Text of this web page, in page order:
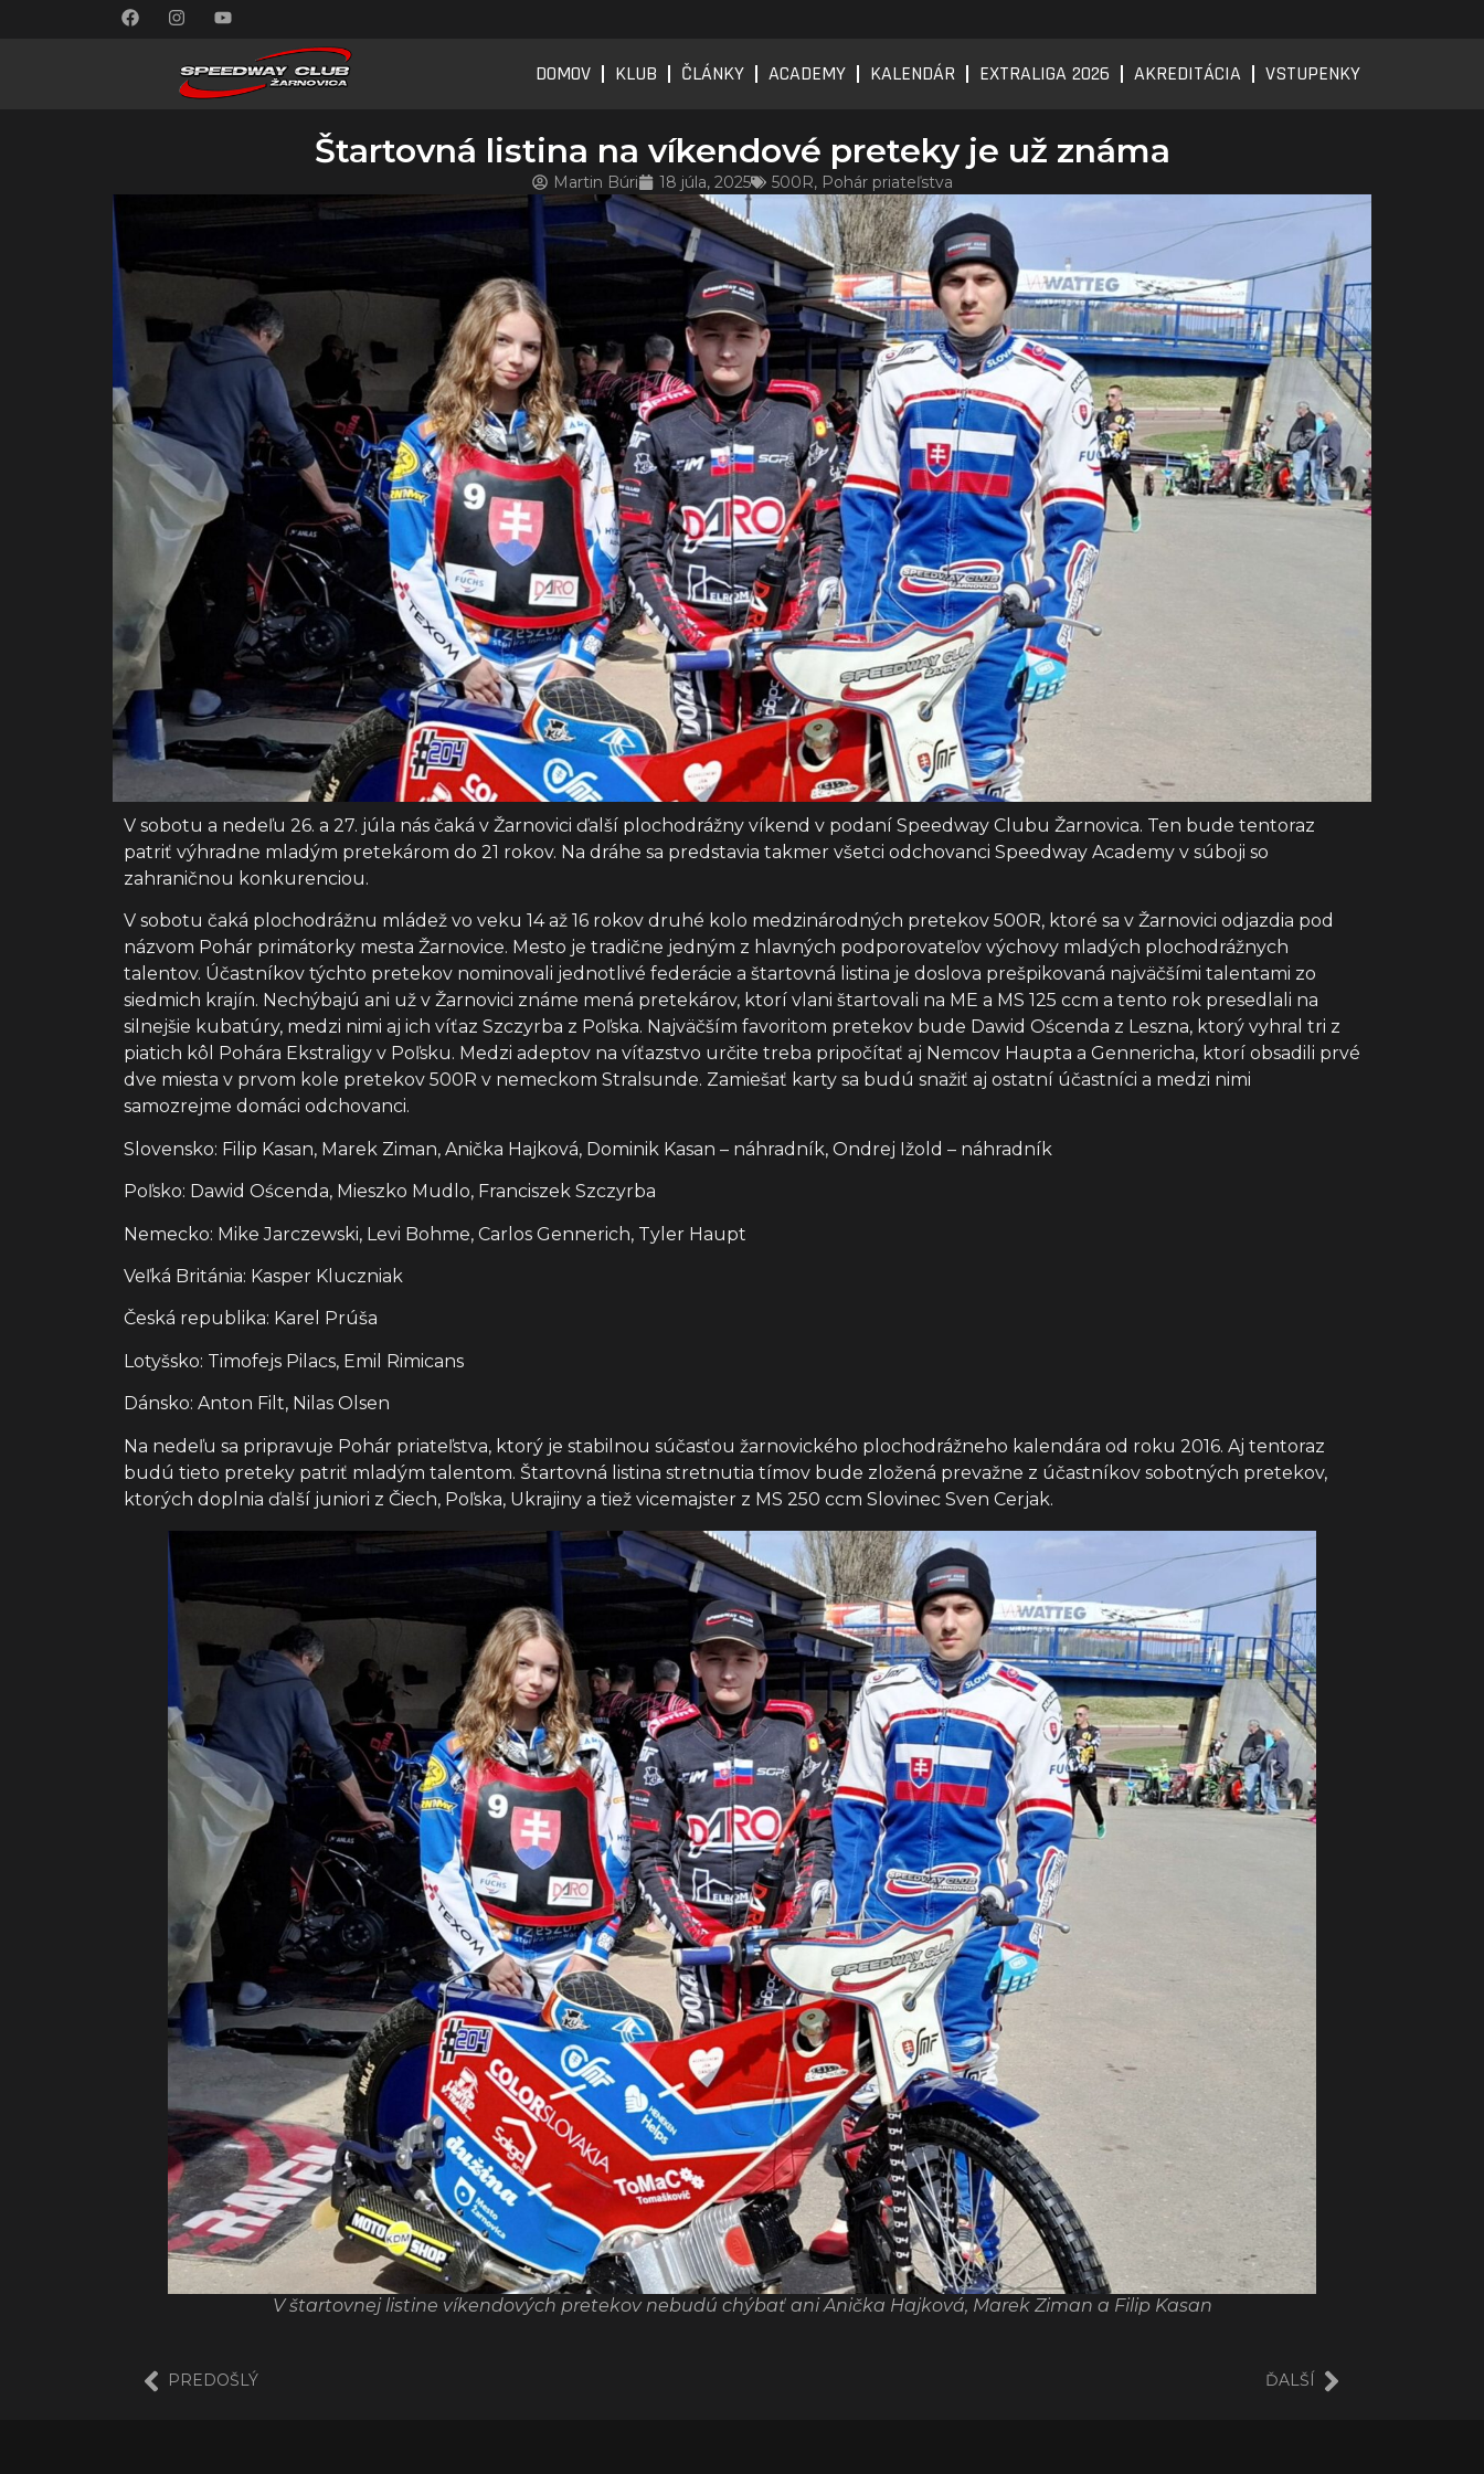
DOMOV KLUB ČLÁNKY ACADEMY KALENDÁR EXTRALIGA 2026 AKREDITÁCIA VSTUPENKY
Štartovná listina na víkendové preteky je už známa
Martin Búri 18 júla, 2025 500R, Pohár priateľstva
V sobotu a nedeľu 26. a 27. júla nás čaká v Žarnovici ďalší plochodrážny víkend v podaní Speedway Clubu Žarnovica. Ten bude tentoraz
patriť výhradne mladým pretekárom do 21 rokov. Na dráhe sa predstavia takmer všetci odchovanci Speedway Academy v súboji so
zahraničnou konkurenciou.
V sobotu čaká plochodrážnu mládež vo veku 14 až 16 rokov druhé kolo medzinárodných pretekov 500R, ktoré sa v Žarnovici odjazdia pod
názvom Pohár primátorky mesta Žarnovice. Mesto je tradične jedným z hlavných podporovateľov výchovy mladých plochodrážnych
talentov. Účastníkov týchto pretekov nominovali jednotlivé federácie a štartovná listina je doslova prešpikovaná najväčšími talentami zo
siedmich krajín. Nechýbajú ani už v Žarnovici známe mená pretekárov, ktorí vlani štartovali na ME a MS 125 ccm a tento rok presedlali na
silnejšie kubatúry, medzi nimi aj ich víťaz Szczyrba z Poľska. Najväčším favoritom pretekov bude Dawid Oścenda z Leszna, ktorý vyhral tri z
piatich kôl Pohára Ekstraligy v Poľsku. Medzi adeptov na víťazstvo určite treba pripočítať aj Nemcov Haupta a Gennericha, ktorí obsadili prvé
dve miesta v prvom kole pretekov 500R v nemeckom Stralsunde. Zamiešať karty sa budú snažiť aj ostatní účastníci a medzi nimi
samozrejme domáci odchovanci.
Slovensko: Filip Kasan, Marek Ziman, Anička Hajková, Dominik Kasan – náhradník, Ondrej Ižold – náhradník
Poľsko: Dawid Oścenda, Mieszko Mudlo, Franciszek Szczyrba
Nemecko: Mike Jarczewski, Levi Bohme, Carlos Gennerich, Tyler Haupt
Veľká Británia: Kasper Kluczniak
Česká republika: Karel Prúša
Lotyšsko: Timofejs Pilacs, Emil Rimicans
Dánsko: Anton Filt, Nilas Olsen
Na nedeľu sa pripravuje Pohár priateľstva, ktorý je stabilnou súčasťou žarnovického plochodrážneho kalendára od roku 2016. Aj tentoraz
budú tieto preteky patriť mladým talentom. Štartovná listina stretnutia tímov bude zložená prevažne z účastníkov sobotných pretekov,
ktorých doplnia ďalší juniori z Čiech, Poľska, Ukrajiny a tiež vicemajster z MS 250 ccm Slovinec Sven Cerjak.
V štartovnej listine víkendových pretekov nebudú chýbať ani Anička Hajková, Marek Ziman a Filip Kasan
PREDOŠLÝ ĎALŠÍ